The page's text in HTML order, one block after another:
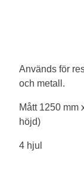
Används för
och metall.
Mått 1250 mm
höjd)
4 hjul